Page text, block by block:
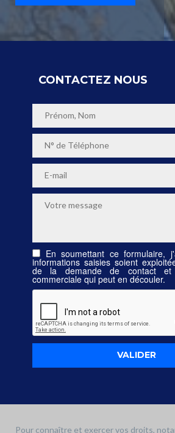
CONTACTEZ NOUS
En soumettant ce formulaire,
informations saisies soient
de la demande de contact
commerciale qui peut en découler.
Pour connaître et exercer vos droits,